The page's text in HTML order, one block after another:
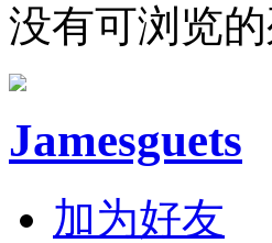
没有可浏览
Jamesguets
加为好友